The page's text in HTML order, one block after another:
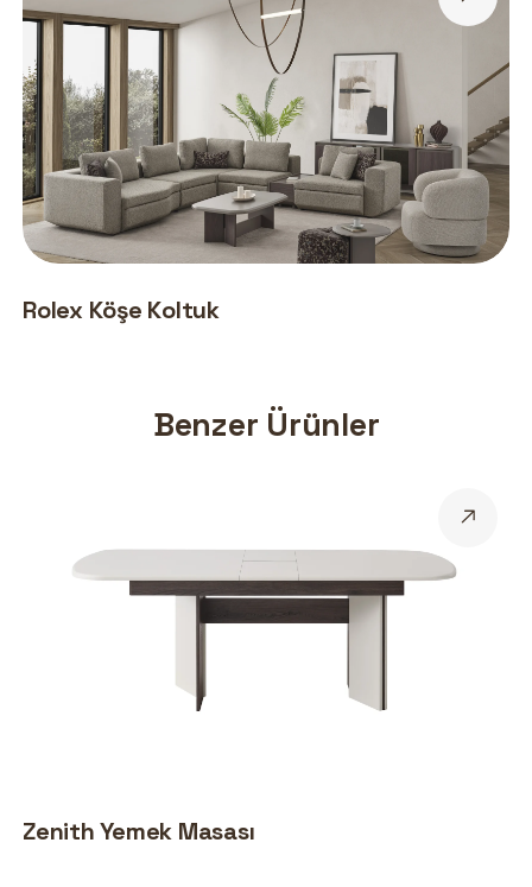
Rolex Köşe Koltuk
Benzer Ürünler
Zenith Yemek Masası